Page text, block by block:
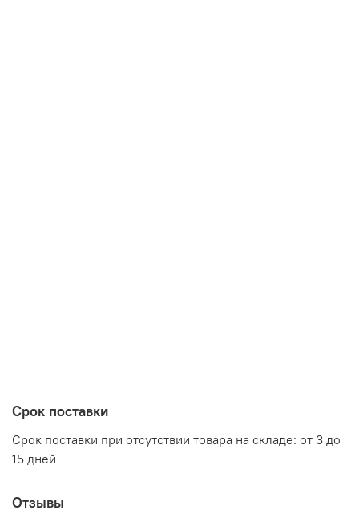
Срок поставки
Срок поставки при отсутствии товара на складе: от 3 до
15 дней
Отзывы